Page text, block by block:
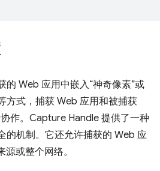
的 Web 应用中嵌入“神奇像素”或
方式，捕获 Web 应用和被捕获
作。Capture Handle 提供了一种
的机制。它还允许捕获的 Web 应
或整个网络。